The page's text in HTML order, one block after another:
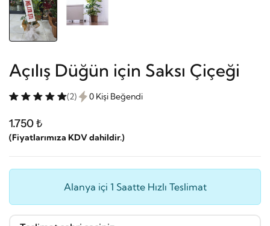
Açılış Düğün için Saksı Çiçeği
(2) 0 Kişi Beğendi
1.750 ₺
(Fiyatlarımıza KDV dahildir.)
Alanya içi 1 Saatte Hızlı Teslimat